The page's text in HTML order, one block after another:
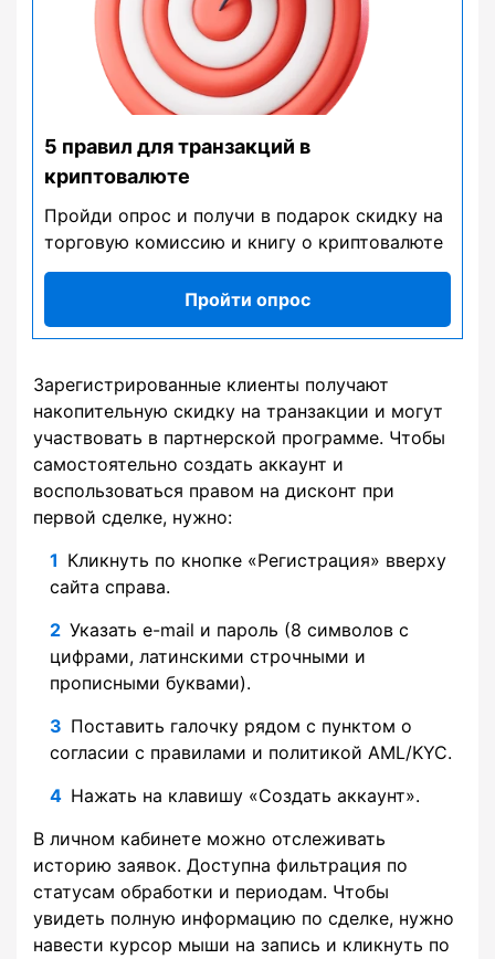
5 правил для транзакций в
криптовалюте
Пройди опрос и получи в подарок скидку на
торговую комиссию и книгу о криптовалюте
Пройти опрос
Зарегистрированные клиенты получают
накопительную скидку на транзакции и могут
участвовать в партнерской программе. Чтобы
самостоятельно создать аккаунт и
воспользоваться правом на дисконт при
первой сделке, нужно:
Кликнуть по кнопке «Регистрация» вверху
сайта справа.
Указать e-mail и пароль (8 символов с
цифрами, латинскими строчными и
прописными буквами).
Поставить галочку рядом с пунктом о
согласии с правилами и политикой AML/KYC.
Нажать на клавишу «Создать аккаунт».
В личном кабинете можно отслеживать
историю заявок. Доступна фильтрация по
статусам обработки и периодам. Чтобы
увидеть полную информацию по сделке, нужно
навести курсор мыши на запись и кликнуть по